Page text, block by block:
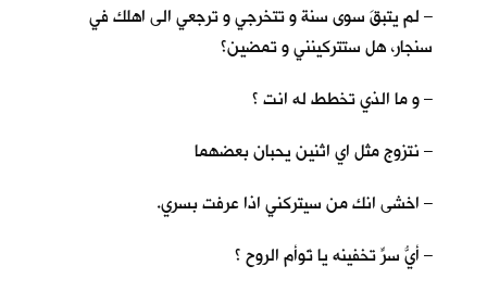
– لم يتبقَ سوى سنة و تتخرجي و ترجعي الى اهلك في
سنجار، هل ستتركينني و تمضين؟
– و ما الذي تخطط له انت ؟
– نتزوج مثل اي اثنين يحبان بعضهما
– اخشى انك من سيتركني اذا عرفت بسري.
– أيُّ سرٍّ تخفينه يا تَوأم الروح ؟